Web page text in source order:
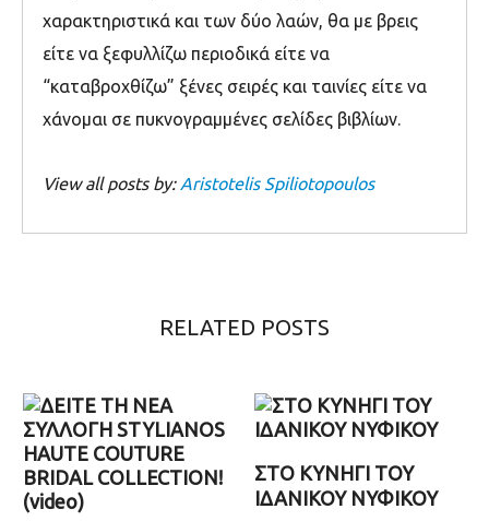
χαρακτηριστικά και των δύο λαών, θα με βρεις
είτε να ξεφυλλίζω περιοδικά είτε να
“καταβροχθίζω” ξένες σειρές και ταινίες είτε να
χάνομαι σε πυκνογραμμένες σελίδες βιβλίων.
View all posts by: Aristotelis Spiliotopoulos
RELATED POSTS
ΣΤΟ ΚΥΝΗΓΙ ΤΟΥ
ΙΔΑΝΙΚΟΥ ΝΥΦΙΚΟΥ